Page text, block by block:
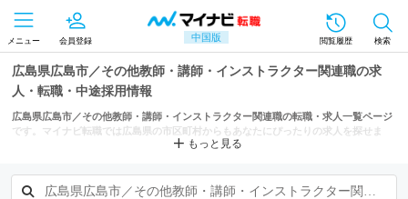
中国版
メニュー 会員登録 閲覧履歴 検索
広島県広島市／その他教師・講師・インストラクター関連職の求
人・転職・中途採用情報
広島県広島市／その他教師・講師・インストラクター関連職の転職・求人一覧ページ
です。マイナビ転職では広島県の市区町村からもあなたにぴったりの求人を探せま
もっと見る
広島県広島市／その他教師・講師・インストラクター関連職